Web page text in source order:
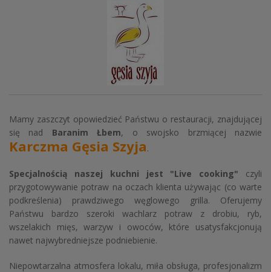
Mamy zaszczyt opowiedzieć Państwu o restauracji, znajdującej
się nad Baranim Łbem, o swojsko brzmiącej nazwie
Karczma Gęsia Szyja.
Specjalnością naszej kuchni jest "Live cooking" czyli
przygotowywanie potraw na oczach klienta używając (co warte
podkreślenia) prawdziwego węglowego grilla. Oferujemy
Państwu bardzo szeroki wachlarz potraw z drobiu, ryb,
wszelakich mięs, warzyw i owoców, które usatysfakcjonują
nawet najwybredniejsze podniebienie.
Niepowtarzalna atmosfera lokalu, miła obsługa, profesjonalizm